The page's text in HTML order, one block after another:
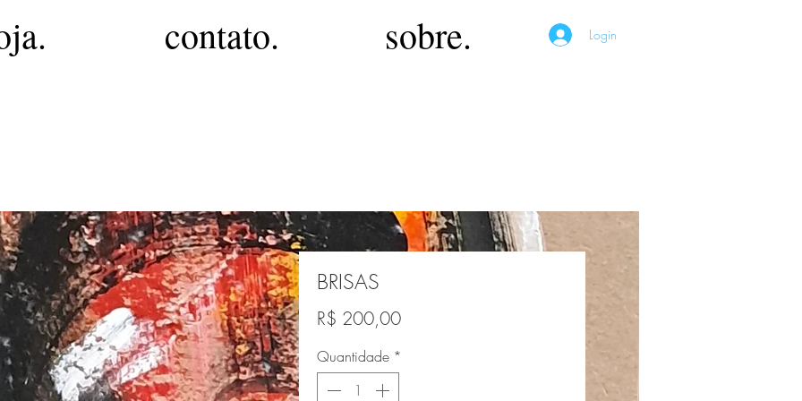
contato. sobre. Login
BRISAS
R$ 200,00Preço
Quantidade *